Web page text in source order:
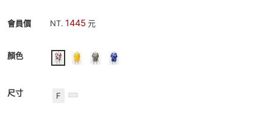
會員價 NT. 1445 元
顏色
尺寸 F